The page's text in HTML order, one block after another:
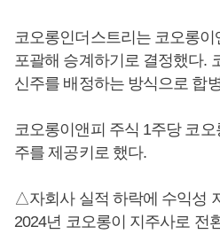
코오롱인더스트리는 코오롱
포괄해 승계하기로 결정했다.
신주를 배정하는 방식으로 합
코오롱이앤피 주식 1주당 코
주를 제공키로 했다.
△자회사 실적 하락에 수익성
2024년 코오롱이 지주사로 전